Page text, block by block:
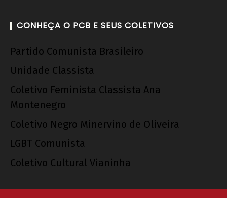
CONHEÇA O PCB E SEUS COLETIVOS
Partido Comunista Brasileiro
Unidade Classista
Coletivo Feminista Classista Ana
Montenegro
Coletivo Negro Minervino de Oliveira
LGBT Comunista
Coletivo Cultural Vianinha